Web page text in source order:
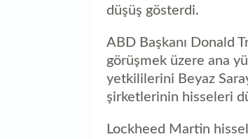
düşüş gösterdi.
ABD Başkanı Donald
görüşmek üzere ana
yetkililerini Beyaz
şirketlerinin hisseleri
Lockheed Martin